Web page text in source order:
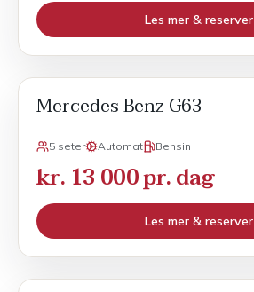
Les mer & reserver
Mercedes Benz G63
5 seter Automat Bensin
kr. 13 000 pr. dag
Les mer & reserver